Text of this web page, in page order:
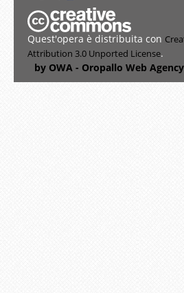
Quest'opera è distribuita con
Attribution 3.0 Unported License.
by OWA - Oropallo Web Agency